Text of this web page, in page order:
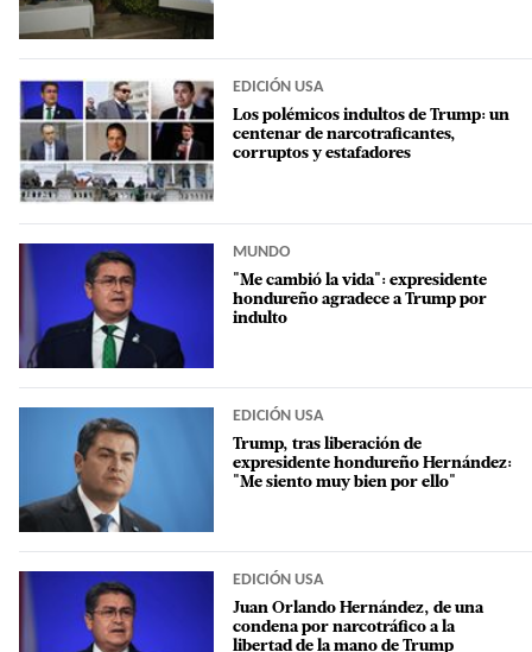
EDICIÓN USA
Los polémicos indultos de Trump: un
centenar de narcotraficantes,
corruptos y estafadores
MUNDO
"Me cambió la vida": expresidente
hondureño agradece a Trump por
indulto
EDICIÓN USA
Trump, tras liberación de
expresidente hondureño Hernández:
"Me siento muy bien por ello"
EDICIÓN USA
Juan Orlando Hernández, de una
condena por narcotráfico a la
libertad de la mano de Trump